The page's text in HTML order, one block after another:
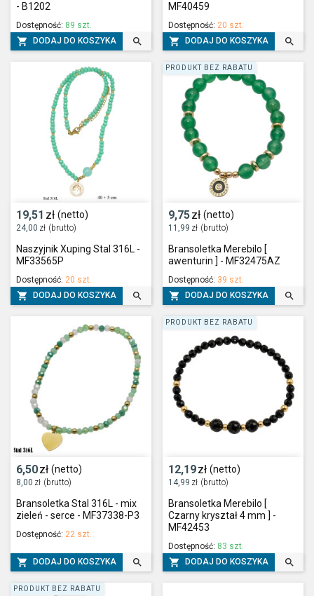
- B1202
Dostępność: 89 szt.
 DODAJ DO KOSZYKA 
MF40459
Dostępność: 20 szt.
 DODAJ DO KOSZYKA 
19,51 zł (netto)
24,00 zł (brutto)
Naszyjnik Xuping Stal 316L -
MF33565P
Dostępność: 20 szt.
 DODAJ DO KOSZYKA 
9,75zł (netto)
11,99 zł (brutto)
Bransoletka Merebilo [
awenturin ] - MF32475AZ
Dostępność: 39 szt.
 DODAJ DO KOSZYKA 
PRODUKT BEZ RABATU
6,50zł (netto)
8,00 zł (brutto)
Bransoletka Stal 316L - mix
zieleń - serce - MF37338-P3
Dostępność: 22 szt.
 DODAJ DO KOSZYKA 
12,19zł (netto)
14,99 zł (brutto)
Bransoletka Merebilo [
Czarny kryształ 4 mm ] -
MF42453
Dostępność: 83 szt.
 DODAJ DO KOSZYKA 
PRODUKT BEZ RABATU
PRODUKT BEZ RABATU